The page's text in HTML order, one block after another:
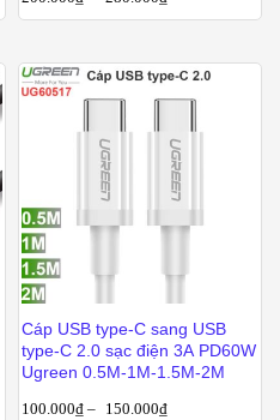
Cáp USB type-C sang USB
type-C 2.0 sạc điện 3A PD60W
Ugreen 0.5M-1M-1.5M-2M
100.000₫ – 150.000₫